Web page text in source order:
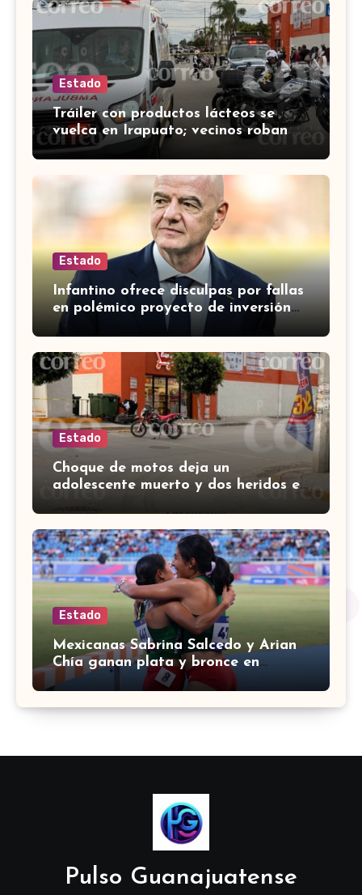
Estado
Tráiler con productos lácteos se
vuelca en Irapuato; vecinos roban
carga en lugar de auxiliar a heridos
Estado
Infantino ofrece disculpas por fallas
en polémico proyecto de inversión
privada de la FIFA
Estado
Choque de motos deja un
adolescente muerto y dos heridos en
colina Los Presidentes, en León
Estado
Mexicanas Sabrina Salcedo y Arian
Chía ganan plata y bronce en
3000m con obstáculos en
Pulso Guanajuatense